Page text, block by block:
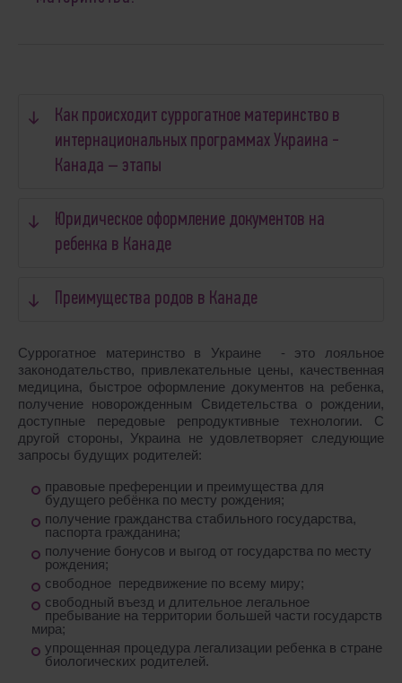
Как происходит суррогатное материнство в
интернациональных программах Украина -
Канада – этапы
Юридическое оформление документов на
ребенка в Канаде
Преимущества родов в Канаде
Суррогатное материнство в Украине - это лояльное
законодательство, привлекательные цены, качественная
медицина, быстрое оформление документов на ребенка,
получение новорожденным Свидетельства о рождении,
доступные передовые репродуктивные технологии. С
другой стороны, Украина не удовлетворяет следующие
запросы будущих родителей:
правовые преференции и преимущества для
будущего ребёнка по месту рождения;
получение гражданства стабильного государства,
паспорта гражданина;
получение бонусов и выгод от государства по месту
рождения;
свободное передвижение по всему миру;
свободный въезд и длительное легальное
пребывание на территории большей части государств
мира;
упрощенная процедура легализации ребенка в стране
биологических родителей.